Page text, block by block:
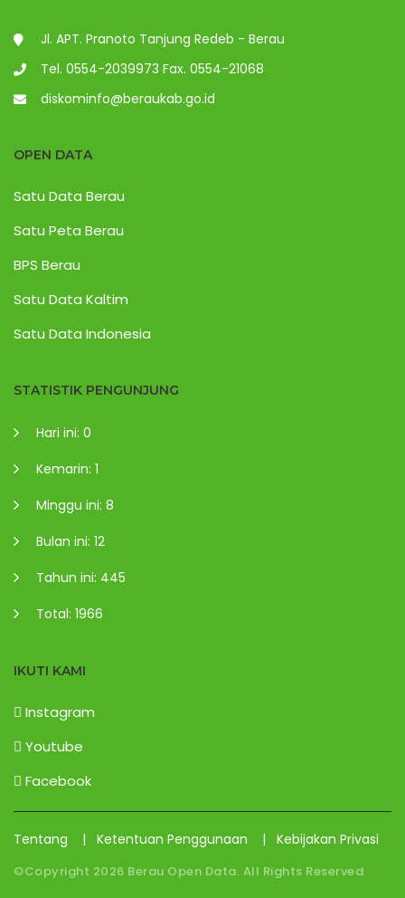
Jl. APT. Pranoto Tanjung Redeb - Berau
Tel. 0554-2039973 Fax. 0554-21068
diskominfo@beraukab.go.id
OPEN DATA
Satu Data Berau
Satu Peta Berau
BPS Berau
Satu Data Kaltim
Satu Data Indonesia
STATISTIK PENGUNJUNG
Hari ini: 0
Kemarin: 1
Minggu ini: 8
Bulan ini: 12
Tahun ini: 445
Total: 1966
IKUTI KAMI
Instagram
Youtube
Facebook
Tentang | Ketentuan Penggunaan | Kebijakan Privasi
©Copyright 2026 Berau Open Data. All Rights Reserved